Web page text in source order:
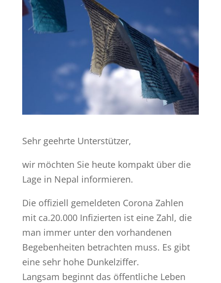
Sehr geehrte Unterstützer,
wir möchten Sie heute kompakt über die
Lage in Nepal informieren.
Die offiziell gemeldeten Corona Zahlen
mit ca.20.000 Infizierten ist eine Zahl, die
man immer unter den vorhandenen
Begebenheiten betrachten muss. Es gibt
eine sehr hohe Dunkelziffer.
Langsam beginnt das öffentliche Leben